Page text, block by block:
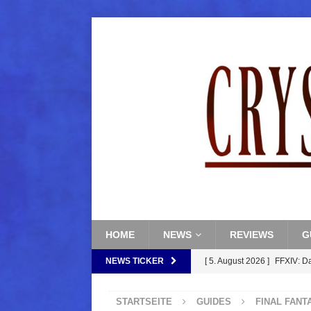
HOME NEWS REVIEWS
NEWS TICKER [ 5. August 2026 ] FFXIV:
FFXIV:
STARTSEITE GUIDES FINAL